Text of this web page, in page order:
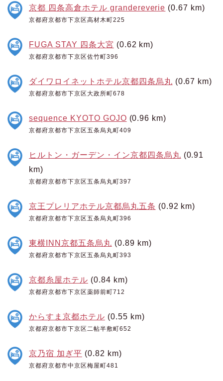
京都 四条高倉ホテル grandereverie (0.67 km)
京都府京都市下京区高材木町225
FUGA STAY 四条大宮 (0.62 km)
京都府京都市下京区佐竹町396
ダイワロイネットホテル京都四条烏丸 (0.67 km)
京都府京都市下京区大政所町678
sequence KYOTO GOJO (0.96 km)
京都府京都市下京区五条烏丸町409
ヒルトン・ガーデン・イン京都四条烏丸 (0.91
km)
京都府京都市下京区五条烏丸町397
京王プレリアホテル京都烏丸五条 (0.92 km)
京都府京都市下京区五条烏丸町396
東横INN京都五条烏丸 (0.89 km)
京都府京都市下京区五条烏丸町393
京都糸屋ホテル (0.84 km)
京都府京都市下京区薬師前町712
からすま京都ホテル (0.55 km)
京都府京都市下京区二帖半敷町652
京乃宿 加ぎ平 (0.82 km)
京都府京都市中京区梅屋町481